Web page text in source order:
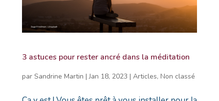
3 astuces pour rester ancré dans la méditation
par Sandrine Martin |Jan 18, 2023 | Articles, Non classé